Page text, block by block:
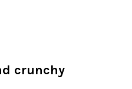
crunchy